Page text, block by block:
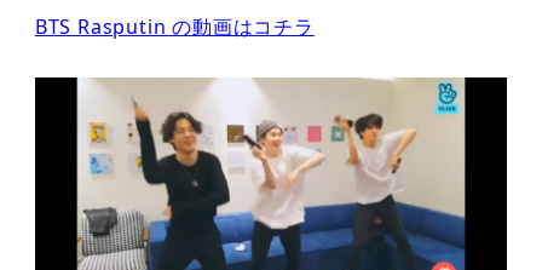
BTS Rasputin の動画はコチラ